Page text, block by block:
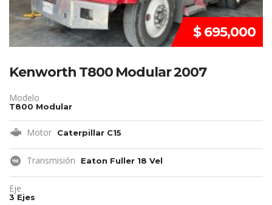
$ 695,000
Kenworth T800 Modular 2007
Modelo
T800 Modular
Motor Caterpillar C15
Transmisión Eaton Fuller 18 Vel
Eje
3 Ejes